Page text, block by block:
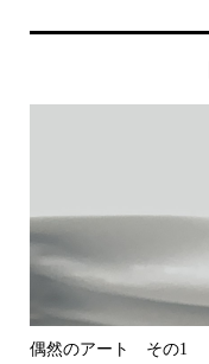
偶然のアート その1